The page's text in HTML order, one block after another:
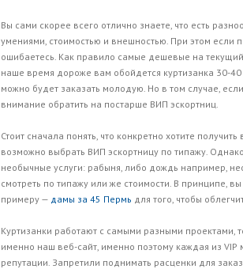
Вы сами скорее всего отлично знаете, что есть
умениями, стоимостью и внешностью. При этом если
ошибаетесь. Как правило самые дешевые на
наше время дороже вам обойдется куртизанка 30-40
можно будет заказать молодую. Но в том случае,
внимание обратить на постарше ВИП эскортниц.
Стоит сначала понять, что конкретно хотите
возможно выбрать ВИП эскортницу по типажу.
необычные услуги: рабыня, либо дождь например,
смотреть по типажу или же стоимости. В принципе,
примеру — дамы за 45 Пермь для того, чтобы
Куртизанки работают с самыми разными проектами,
именно наш веб-сайт, именно поэтому каждая из
репутации. Запретили поднимать расценки для